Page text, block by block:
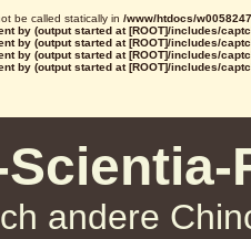
be called statically in /www/htdocs/
by (output started at [ROOT]/includes/
by (output started at [ROOT]/includes/
by (output started at [ROOT]/includes/
by (output started at [ROOT]/includes/
andere